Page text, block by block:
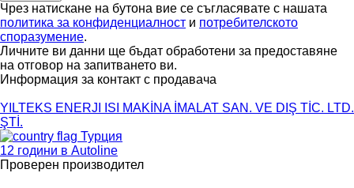
Чрез натискане на бутона вие се съгласявате с нашата
политика за конфиденциалност и потребителското
споразумение.
Личните ви данни ще бъдат обработени за предоставяне
на отговор на запитването ви.
Информация за контакт с продавача
YILTEKS ENERJI ISI MAKİNA İMALAT SAN. VE DIŞ TİC. LTD.
ŞTİ.
Турция
12 години в Autoline
Проверен производител